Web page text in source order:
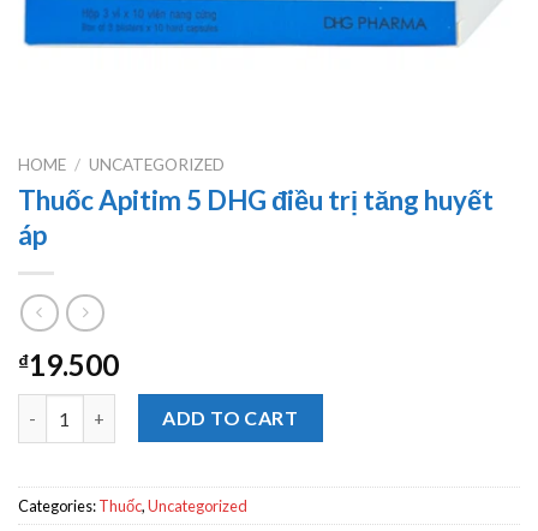
HOME / UNCATEGORIZED
Thuốc Apitim 5 DHG điều trị tăng huyết
áp
₫19.500
Thuốc Apitim 5 DHG điều trị tăng huyết áp quantity
ADD TO CART
Categories:Thuốc,Uncategorized